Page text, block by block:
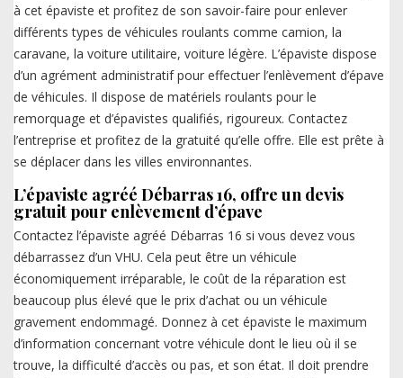
à cet épaviste et profitez de son savoir-faire pour enlever
différents types de véhicules roulants comme camion, la
caravane, la voiture utilitaire, voiture légère. L’épaviste dispose
d’un agrément administratif pour effectuer l’enlèvement d’épave
de véhicules. Il dispose de matériels roulants pour le
remorquage et d’épavistes qualifiés, rigoureux. Contactez
l’entreprise et profitez de la gratuité qu’elle offre. Elle est prête à
se déplacer dans les villes environnantes.
L’épaviste agréé Débarras 16, offre un devis
gratuit pour enlèvement d’épave
Contactez l’épaviste agréé Débarras 16 si vous devez vous
débarrassez d’un VHU. Cela peut être un véhicule
économiquement irréparable, le coût de la réparation est
beaucoup plus élevé que le prix d’achat ou un véhicule
gravement endommagé. Donnez à cet épaviste le maximum
d’information concernant votre véhicule dont le lieu où il se
trouve, la difficulté d’accès ou pas, et son état. Il doit prendre